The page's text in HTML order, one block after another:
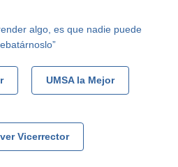
algo, es que nadie puede
UMSA la Mejor
Vicerrector